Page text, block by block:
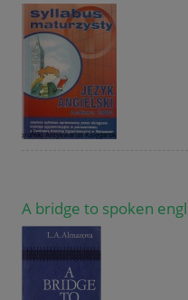
A bridge to spoken